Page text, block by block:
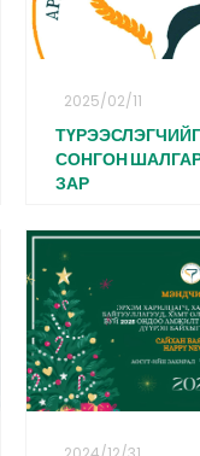
2025/02/11
ТҮРЭЭСЛЭГЧИЙГ
СОНГОН
ЗАР